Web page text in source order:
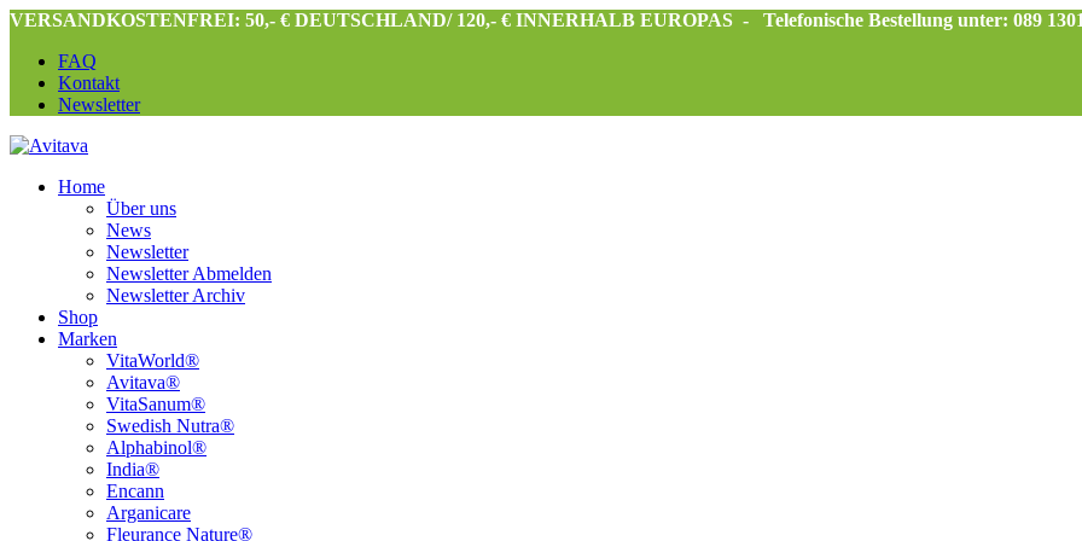
VERSANDKOSTENFREI: 50,- € DEUTSCHLAND/ 120,- € INNERHALB EUROPAS -
Telefonische Bestellung unter: 089
FAQ
Kontakt
Newsletter
Home
Über uns
News
Newsletter
Newsletter Abmelden
Newsletter Archiv
Shop
Marken
VitaWorld®
Avitava®
VitaSanum®
Swedish Nutra®
Alphabinol®
India®
Encann
Arganicare
Fleurance Nature®